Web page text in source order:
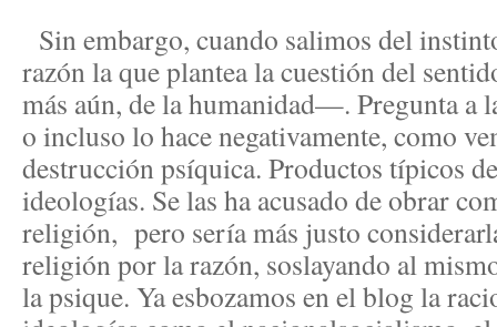
Sin embargo, cuando salimos del
razón la que plantea la cuestión del
más aún, de la humanidad—. Pregunta a
o incluso lo hace negativamente, como
destrucción psíquica. Productos típicos
ideologías. Se las ha acusado de obrar
religión, pero sería más justo
religión por la razón, soslayando al
la psique. Ya esbozamos en el blog la